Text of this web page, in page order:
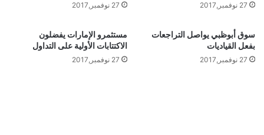
27 نوفمبر,2017 27 نوفمبر,2017
سوق أبوظبي يواصل التراجعات
بفعل القياديات
27 نوفمبر,2017
مستثمرو الإمارات يفضلون
الاكتتابات الأولية على التداول
27 نوفمبر,2017